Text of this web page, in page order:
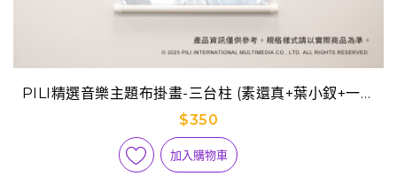
PILI精選音樂主題布掛畫-三台柱 (素還真+葉小釵+一頁
書)
$350
加入購物車